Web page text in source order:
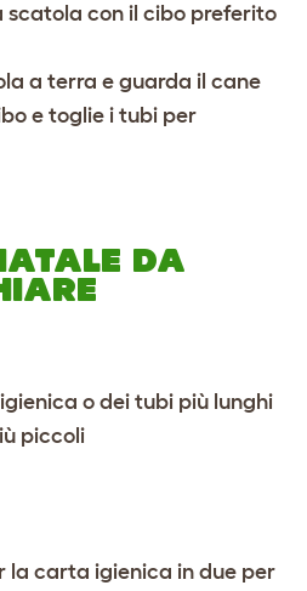
scatola con il cibo preferito
a terra e guarda il cane
e toglie i tubi per
DA
o dei tubi più lunghi
piccoli
la carta igienica in due per